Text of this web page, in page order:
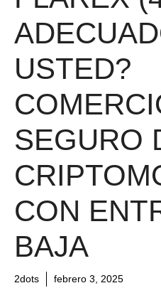
USTED?
SEGURO
CON
BAJA
2dots febrero 3, 2025